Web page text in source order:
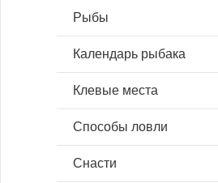
Рыбы
Календарь рыбака
Клевые места
Способы ловли
Снасти